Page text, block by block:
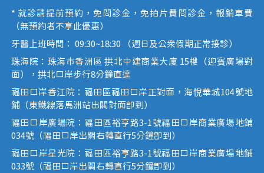
* 就診請提前預約，免問診金，免拍片費問診金，報銷車費
（無預約者不享此優惠）
牙醫上班時間： 09:30~18:30 （週日及公眾假期正常接診）
珠海院：珠海市香洲區 拱北中建商業大廈 15樓（迎賓廣場對
面），拱北口岸步行8分鐘直達
福田口岸香江院：福田區福田口岸正對面，海悅華城104號地
鋪（東鐵線落馬洲站出關對面即到）
福田口岸廣場院：福田區裕亨路3-1號福田口岸商業廣場地鋪
034號（福田口岸出關右轉直行5分鐘即到）
福田口岸星光院：福田區裕亨路3-1號福田口岸商業廣場地鋪
033號（福田口岸出關右轉直行5分鐘即到）